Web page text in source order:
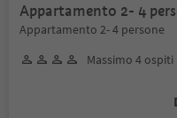
Appartamento 2- 4
Appartamento 2- 4 persone
Massimo 4 ospiti